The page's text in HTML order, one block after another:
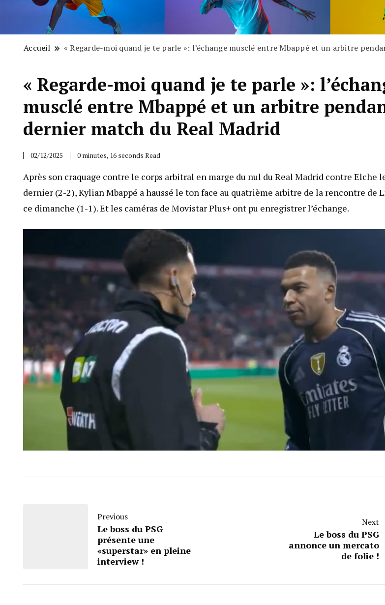
Accueil « Regarde-moi quand je te parle »: l’échange musclé entre Mbappé et un arbitre
« Regarde-moi quand je te parle »:
musclé entre Mbappé et un arbitre
dernier match du Real Madrid
02/12/2025 0 minutes, 16 seconds Read
Après son craquage contre le corps arbitral en marge du nul du Real Madrid contre Elche
dernier (2-2), Kylian Mbappé a haussé le ton face au quatrième arbitre de la rencontre de
ce dimanche (1-1). Et les caméras de Movistar Plus+ ont pu enregistrer l’échange.
Previous
Le boss du PSG
présente une
«superstar» en pleine
interview !
Next
Le boss du PSG
annonce un mercato
de folie !